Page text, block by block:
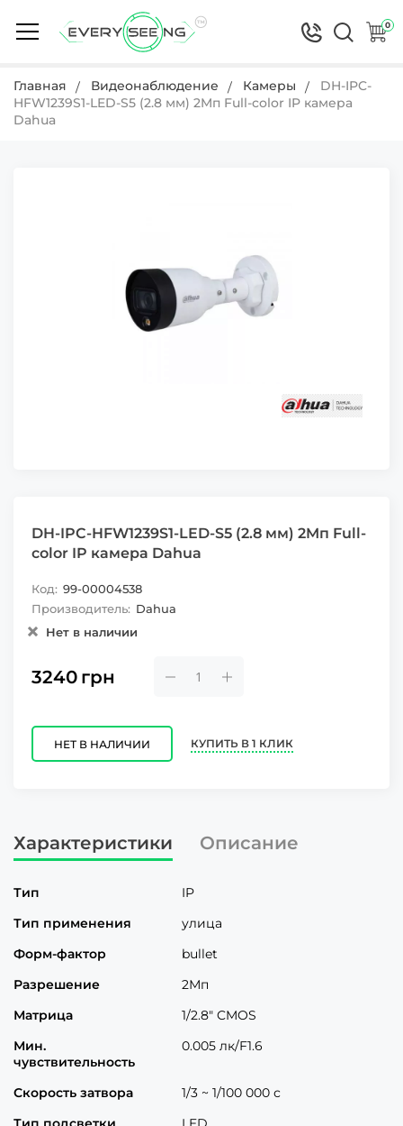
0
Главная Видеонаблюдение Камеры
DH-IPC-
HFW1239S1-LED-S5 (2.8 мм) 2Mп Full-color IP камера
Dahua
DH-IPC-HFW1239S1-LED-S5 (2.8 мм) 2Mп Full-
color IP камера Dahua
Код: 99-00004538
Производитель: Dahua
Нет в наличии
3240 грн
НЕТ В НАЛИЧИИ КУПИТЬ В 1 КЛИК
Характеристики Описание
Тип
IP
Тип применения
улица
Форм-фактор
bullet
Разрешение
2Мп
Матрица
1/2.8" CMOS
Мин.
чувствительность
0.005 лк/F1.6
Скорость затвора
1/3 ~ 1/100 000 с